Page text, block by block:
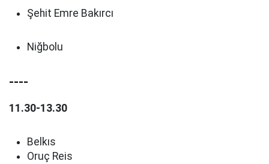
Şehit Emre Bakırcı
Niğbolu
----
11.30-13.30
Belkıs
Oruç Reis